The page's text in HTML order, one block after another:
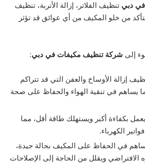
دبي تنظيف الفلاتر، إزالة الأتربة، تنظيف
من خلو المكيف من أي عوائق قد تؤثر
إلى شركة تنظيف مكيفات في دبي:
إزالة الأوساخ والعفن التي قد تتراكم
يساهم في تنقية الهواء والحفاظ على صحة
بكفاءة أكبر ويستهلك طاقة أقل، مما
الكهرباء.
تساهم في الحفاظ على المكيف بحالة جيدة،
الافتراضي ويقلل من الحاجة إلى الإصلاحات